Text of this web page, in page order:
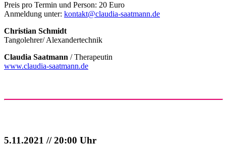
Preis pro Termin und Person: 20 Euro
Anmeldung unter: kontakt@claudia-saatmann.de
Christian Schmidt
Tangolehrer/ Alexandertechnik
Claudia Saatmann / Therapeutin
www.claudia-saatmann.de
5.11.2021 // 20:00 Uhr